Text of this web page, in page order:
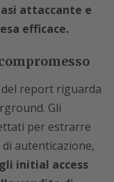
attaccante e
efficace.
report riguarda
Gli
per estrarre
autenticazione,
initial access